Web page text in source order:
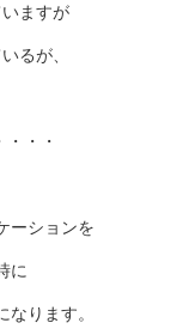
ますが
るが、
・・
ーションを
に
ります。